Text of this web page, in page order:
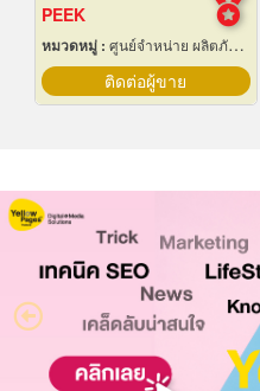
PEEK
หมวดหมู่ : ศูนย์จำหน่าย ผลิตภัณฑ์พลาสติกชนิดแท่ง ท่อ แผ่นและสาย
ติดต่อผู้ขาย